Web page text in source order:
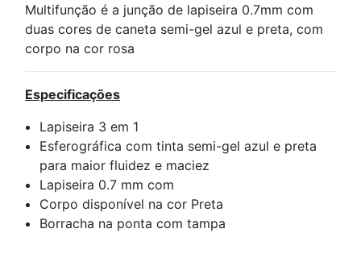
Multifunção é a junção de lapiseira 0.7mm com
duas cores de caneta semi-gel azul e preta, com
corpo na cor rosa
Especificações
Lapiseira 3 em 1
Esferográfica com tinta semi-gel azul e preta
para maior fluidez e maciez
Lapiseira 0.7 mm com
Corpo disponível na cor Preta
Borracha na ponta com tampa